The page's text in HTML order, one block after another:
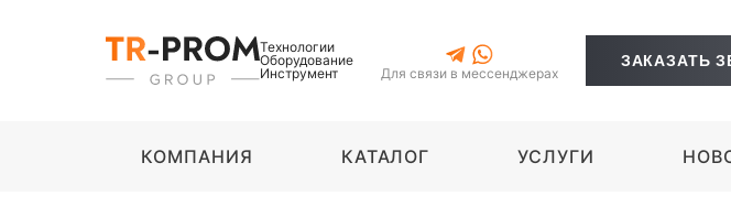
Технологии
Оборудование
Инструмент
Для связи в мессенджерах
ЗАКАЗАТЬ
КОМПАНИЯ КАТАЛОГ УСЛУГИ